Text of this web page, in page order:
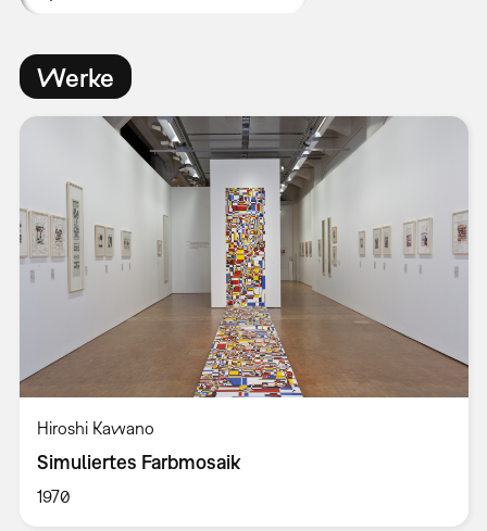
Werke
Hiroshi Kawano
Simuliertes Farbmosaik
1970